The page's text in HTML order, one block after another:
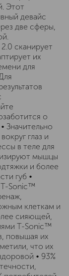
Этот
девайс
две сферы,
сканирует
их
для
о
глаз и
в теле для
мышцы
и более
губ •
T-Sonic™
клеткам и
сияющей,
T-Sonic™
повышая их
что их
• 93%